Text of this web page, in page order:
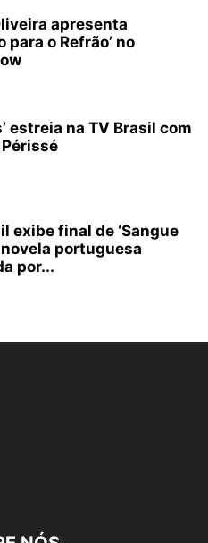
apresenta
para o Refrão’ no
estreia na TV Brasil com
exibe final de ‘Sangue
novela portuguesa
por...